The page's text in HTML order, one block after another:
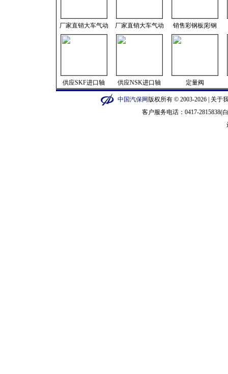
厂家直销大车气动 厂家直销大车气动 销售彩钢板|彩钢
供应SKF进口轴 供应NSK进口轴 定量阀
中国汽保网版权所有 © 2003-2026 | 关于
客户服务电话：0417-